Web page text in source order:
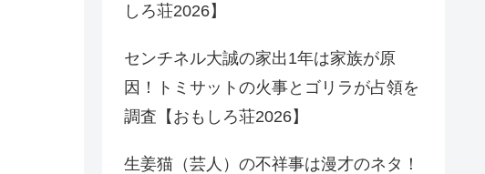
しろ荘2026】
センチネル大誠の家出1年は家族が原
因！トミサットの火事とゴリラが占領を
調査【おもしろ荘2026】
生姜猫（芸人）の不祥事は漫才のネタ！